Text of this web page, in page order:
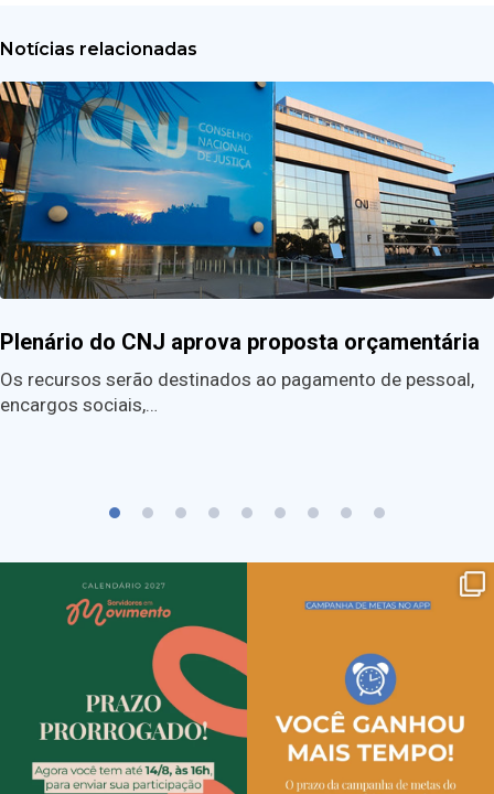
Notícias relacionadas
Plenário do CNJ aprova proposta orçamentária
Os recursos serão destinados ao pagamento de pessoal,
encargos sociais,…